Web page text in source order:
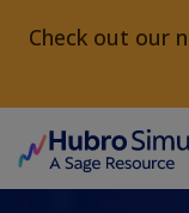
Check out our